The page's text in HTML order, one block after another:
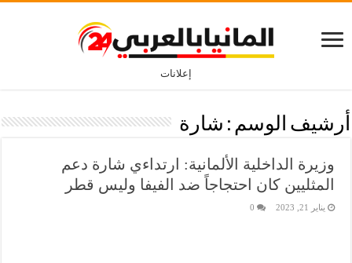
إعلانات
أرشيف الوسم : شارة
وزيرة الداخلية الألمانية: ارتداءي شارة دعم
المثليين كان احتجاجاً ضد الفيفا وليس قطر
يناير 21, 2023 0